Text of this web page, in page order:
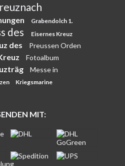
Grabendolch 1.
des Eisernes Kreuz
des Preussen Orden
Fotoalbum
Messe in
Kriegsmarine
MIT: